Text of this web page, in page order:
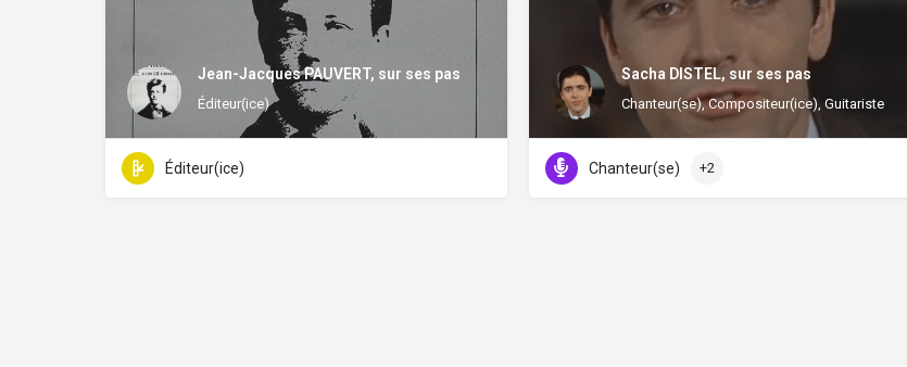
Jean-Jacques PAUVERT, sur ses pas
Éditeur(ice)
Éditeur(ice)
Sacha DISTEL, sur ses pas
Chanteur(se), Compositeur(ice), Guitariste
Chanteur(se) +2